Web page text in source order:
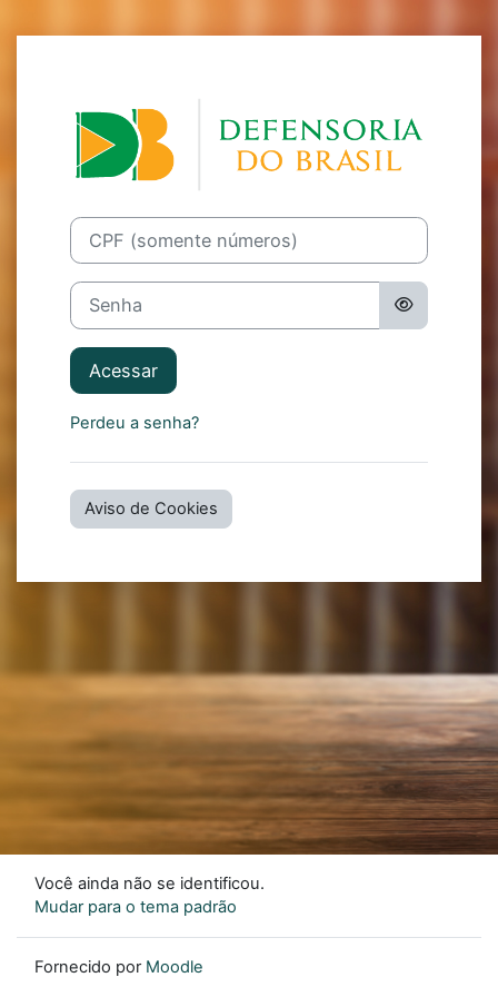
Acesso a
CPF (somente números)
Senha
Acessar
Perdeu a senha?
Aviso de Cookies
Você ainda não se identificou.
Mudar para o tema padrão
Fornecido por Moodle